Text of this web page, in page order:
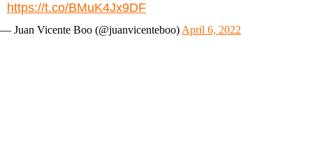
https://t.co/BMuK4Jx9DF
— Juan Vicente Boo (@juanvicenteboo) April 6, 2022